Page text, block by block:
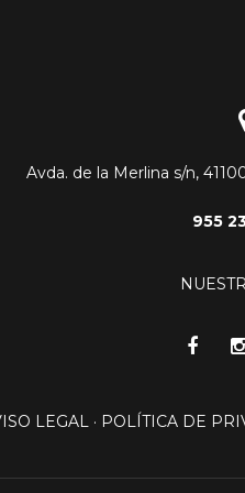
Avda. de la Merlina s/n,
955
LEGAL· POLÍTICA DE